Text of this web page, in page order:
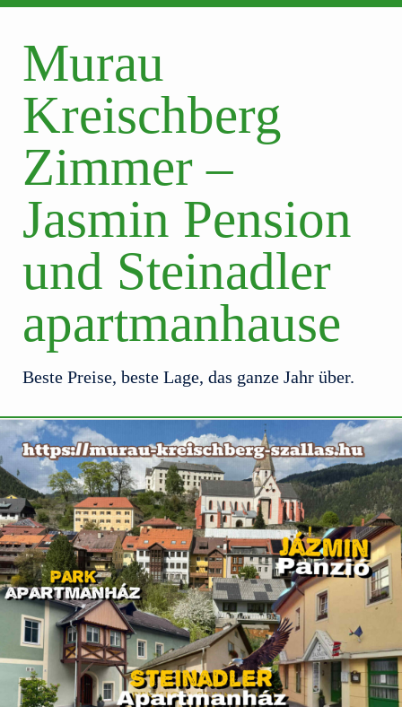
Murau
Kreischberg
Zimmer –
Jasmin Pension
und Steinadler
apartmanhause
Beste Preise, beste Lage, das ganze Jahr über.